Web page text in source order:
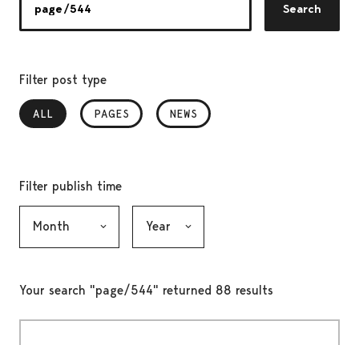
Search
Filter post type
ALL
, SELECTEDPAGES NEWS
Filter publish time
Your search "page/544" returned 88 results